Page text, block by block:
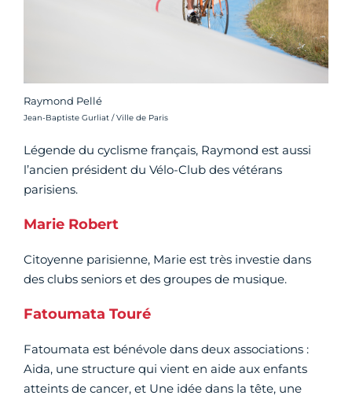
Raymond Pellé
Crédit photo :
Jean-Baptiste Gurliat / Ville de Paris
Légende du cyclisme français, Raymond est aussi
l’ancien président du Vélo-Club des vétérans
parisiens.
Marie Robert
Citoyenne parisienne, Marie est très investie dans
des clubs seniors et des groupes de musique.
Fatoumata Touré
Fatoumata est bénévole dans deux associations :
Aida, une structure qui vient en aide aux enfants
atteints de cancer, et Une idée dans la tête, une